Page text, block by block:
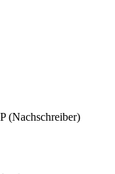
(Nachschreiber)